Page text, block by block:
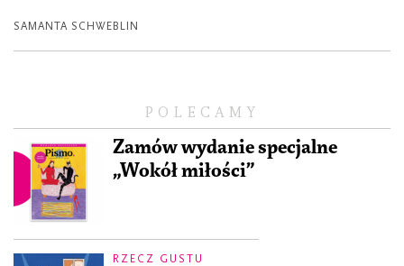
POLECAMY
Zamów wydanie specjalne
„Wokół miłości”
RZECZ GUSTU
SAMANTA SCHWEBLIN